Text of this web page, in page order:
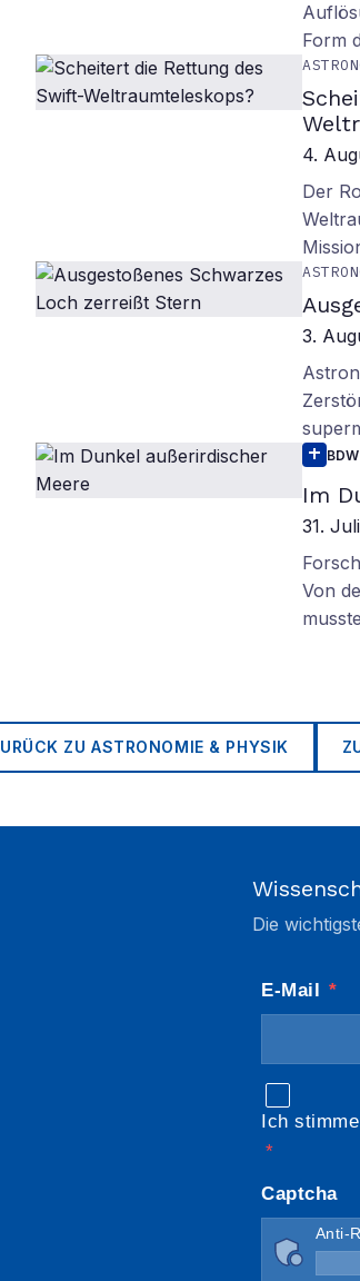
Form
4.
Der
3.
Im
31.
Von
ZUASTRONOMIE & PHYSIK
Die